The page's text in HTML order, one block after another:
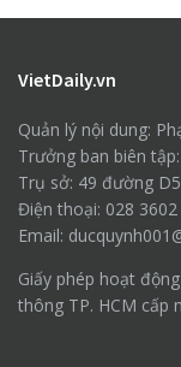
VietDaily.vn
Quản lý nội dung:
Trưởng ban biên
Trụ sở: 49 đường
Điện thoại: 028
Email:
Giấy phép hoạt
thông TP. HCM cấp